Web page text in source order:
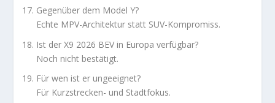
Gegenüber dem Model Y?
Echte MPV-Architektur statt SUV-Kompromiss.
Ist der X9 2026 BEV in Europa verfügbar?
Noch nicht bestätigt.
Für wen ist er ungeeignet?
Für Kurzstrecken- und Stadtfokus.